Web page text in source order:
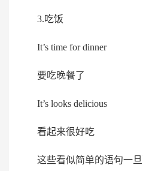
3.吃饭
It’s time for dinner
要吃晚餐了
It’s looks delicious
看起来很好吃
这些看似简单的语句一